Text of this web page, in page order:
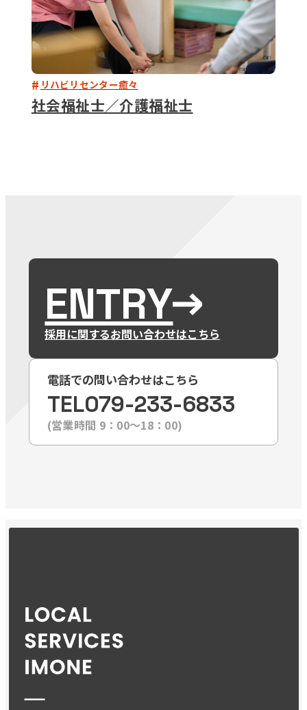
リハビリセンター癒々
社会福祉士／介護福祉士
ENTRY
採用に関するお問い合わせはこちら
電話での問い合わせはこちら
TEL079-233-6833
(営業時間 9：00〜18：00)